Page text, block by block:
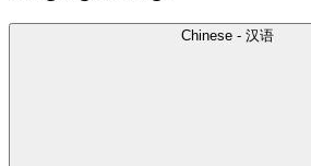
Chinese - 汉语